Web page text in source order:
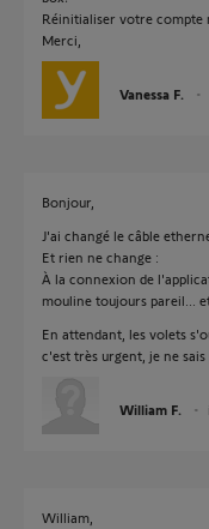
Réinitialiser votre compte
Merci,
Vanessa F.
Bonjour,
J'ai changé le câble
Et rien ne change :
À la connexion de
mouline toujours pareil...
En attendant, les volets
c'est très urgent, je ne sais
William F.
William,